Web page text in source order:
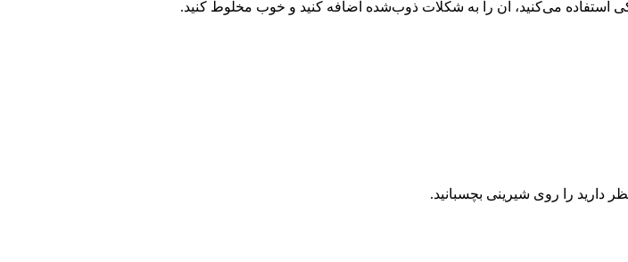
استفاده می‌کنید، آن را به شکلات ذوب‌شده اضافه کنید و خوب مخلوط کنید.
را روی شیرینی بچسبانید.